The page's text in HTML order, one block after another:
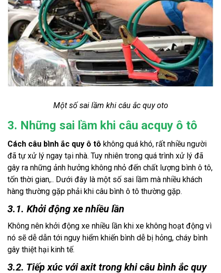
Một số sai lầm khi câu ắc quy oto
3. Những sai lầm khi câu acquy ô tô
Cách câu bình ắc quy ô tô không quá khó, rất nhiều người
đã tự xử lý ngay tại nhà. Tuy nhiên trong quá trình xử lý đã
gây ra những ảnh hưởng không nhỏ đến chất lượng bình ô tô,
tốn thời gian,.. Dưới đây là một số sai lầm mà nhiều khách
hàng thường gặp phải khi câu bình ô tô thường gặp.
3.1. Khởi động xe nhiều lần
Không nên khởi động xe nhiều lần khi xe không hoạt động vì
nó sẽ dễ dẫn tới nguy hiểm khiến bình dễ bị hỏng, cháy bình
gây thiệt hại kinh tế.
3.2. Tiếp xúc với axit trong khi câu bình ắc quy